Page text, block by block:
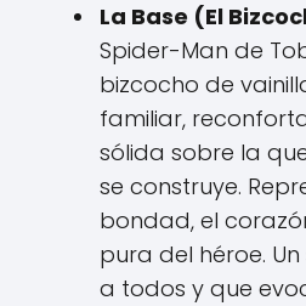
La Base (El
Spider-Man de
bizcocho de
familiar,
sólida sobre la
se construye.
bondad, el
pura del héroe.
a todos y que